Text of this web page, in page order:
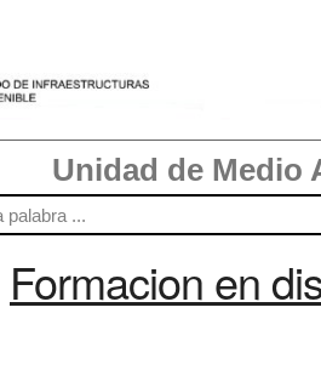
Unidad de Medio
Formacion en